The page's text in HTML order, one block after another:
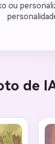
ou
de